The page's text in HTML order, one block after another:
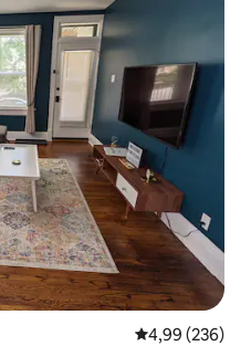
Gemiddelde
4,99 (236)